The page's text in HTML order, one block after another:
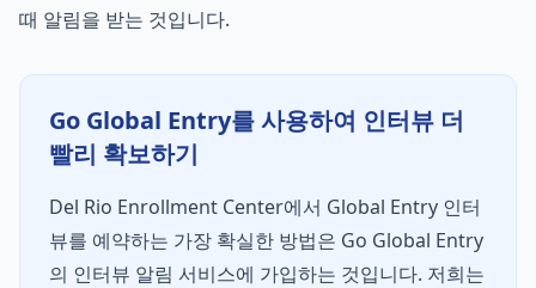
때 알림을 받는 것입니다.
Go Global Entry를 사용하여 인터뷰 더
빨리 확보하기
Del Rio Enrollment Center에서 Global Entry 인터
뷰를 예약하는 가장 확실한 방법은 Go Global Entry
의 인터뷰 알림 서비스에 가입하는 것입니다. 저희는